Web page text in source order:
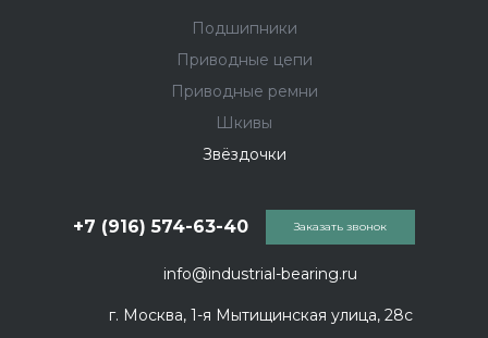
Подшипники
Приводные цепи
Приводные ремни
Шкивы
Звёздочки
info@industrial-bearing.ru
+7 (916) 574-63-40
г. Москва, 1-я Мытищинская улица, 28с
Заказать звонок